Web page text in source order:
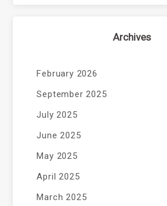
Archives
February 2026
September 2025
July 2025
June 2025
May 2025
April 2025
March 2025